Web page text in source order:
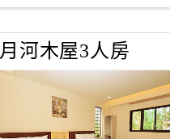
月河木屋3人房